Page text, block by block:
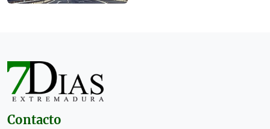
Contacto